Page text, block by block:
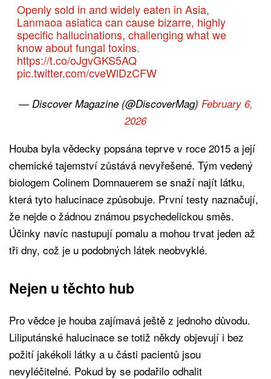
Openly sold in and widely eaten in Asia,
Lanmaoa asiatica can cause bizarre, highly
specific hallucinations, challenging what we
know about fungal toxins.
https://t.co/oJgvGKS5AQ
pic.twitter.com/cveWlDzCFW
— Discover Magazine (@DiscoverMag) February 6,
2026
Houba byla vědecky popsána teprve v roce 2015 a její
chemické tajemství zůstává nevyřešené. Tým vedený
biologem Colinem Domnauerem se snaží najít látku,
která tyto halucinace způsobuje. První testy naznačují,
že nejde o žádnou známou psychedelickou směs.
Účinky navíc nastupují pomalu a mohou trvat jeden až
tři dny, což je u podobných látek neobvyklé.
Nejen u těchto hub
Pro vědce je houba zajímavá ještě z jednoho důvodu.
Liliputánské halucinace se totiž někdy objevují i bez
požití jakékoli látky a u části pacientů jsou
nevyléčitelné. Pokud by se podařilo odhalit